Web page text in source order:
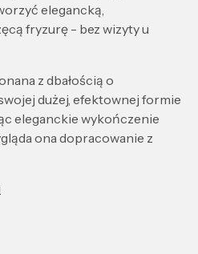
elegancką,
fryzurę - bez wizyty u
z dbałością o
dużej, efektownej formie
eleganckie wykończenie
ona dopracowanie z